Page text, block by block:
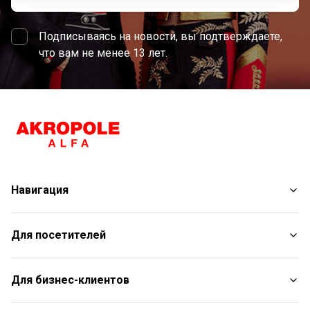
Подписываясь на новости, вы подтверждаете,
что вам не менее 13 лет.
Навигация
Услуги
Развлечения
Рестораны
Для посетителей
С животными
Контакты
Для бизнес-клиентов